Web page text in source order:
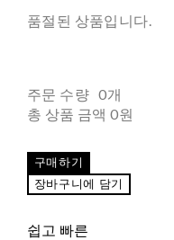
품절된 상품입니다.
주문 수량 0개
총 상품 금액 0원
구매하기
장바구니에 담기
쉽고 빠른